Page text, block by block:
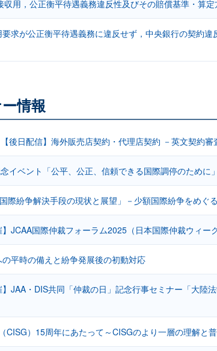
収用，公正衡平待遇義務違反性及びその賠償基準・算定
求が公正衡平待遇義務に違反せず，中央銀行の契約
情報
後日配信】海外販売店契約・代理店契約 －英文契約審
イベント「公平、公正、信頼できる国際調停のために」
際紛争解決手段の現状と展望」－少額国際紛争をめぐ
】JCAA国際仲裁フォーラム2025（日本国際仲裁ウィー
の平時の備えと紛争発展後の初動対応
】JAA・DIS共同「仲裁の日」記念行事セミナー「大
CISG）15周年にあたって～CISGのより一層の理解と